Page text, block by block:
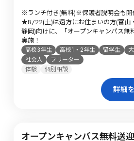
ウンド制作技術を修得できます。
※ランチ付き(無料)※保護者説明会も開
★8/22(土)は遠方にお住まいの方(富山
静岡)向けに、「オープンキャンパス無
実施！
高校3年生 高校1・2年生 留学生
社会人
フリーター
体験
個別相談
詳細
オープンキャンパス無料送